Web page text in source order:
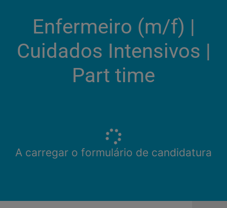
Enfermeiro (m/f)​ |
Cuidados Intensivos |
Part time
A carregar o formulário de candidatura